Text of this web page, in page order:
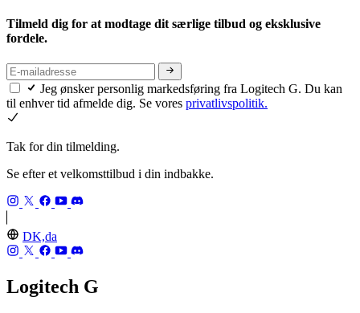
Tilmeld dig for at modtage dit særlige tilbud og eksklusive
fordele.
Jeg ønsker personlig markedsføring fra Logitech G. Du kan
til enhver tid afmelde dig. Se vores privatlivspolitik.
Tak for din tilmelding.
Se efter et velkomsttilbud i din indbakke.
DK,da
Logitech G